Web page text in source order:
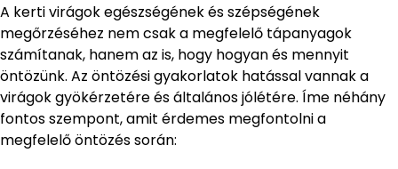
A kerti virágok egészségének és szépségének
megőrzéséhez nem csak a megfelelő tápanyagok
számítanak, hanem az is, hogy hogyan és mennyit
öntözünk. Az öntözési gyakorlatok hatással vannak a
virágok gyökérzetére és általános jólétére. Íme néhány
fontos szempont, amit érdemes megfontolni a
megfelelő öntözés során: